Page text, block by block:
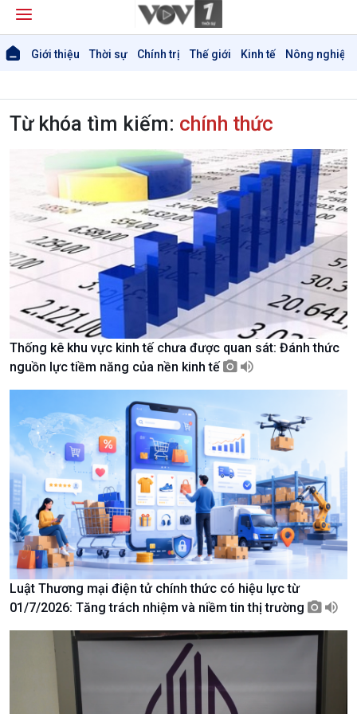
Giới thiệu Thời sự Chính trị Thế giới Kinh tế Nông nghiệp
Giới thiệu
Thời sự
Thời sự 6h
Thời sự 12h
Thời sự 18h
Thời sự 21h30
Bản tin
Chuyên mục
Theo dòng Thời sự
Từ khóa tìm kiếm: chính thức
Thống kê khu vực kinh tế chưa được quan sát: Đánh thức
nguồn lực tiềm năng của nền kinh tế
Luật Thương mại điện tử chính thức có hiệu lực từ
01/7/2026: Tăng trách nhiệm và niềm tin thị trường